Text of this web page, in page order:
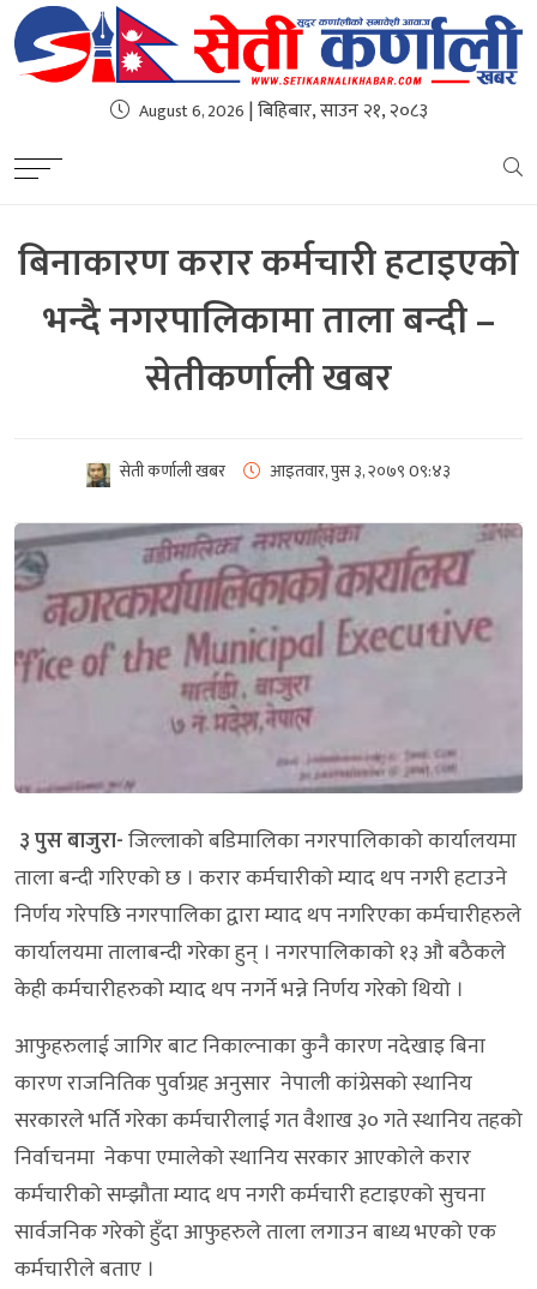
August 6, 2026 | बिहिबार, साउन २१, २०८३
बिनाकारण करार कर्मचारी हटाइएको
भन्दै नगरपालिकामा ताला बन्दी –
सेतीकर्णाली खबर
सेती कर्णाली खबर आइतवार, पुस ३, २०७९0९:४३
३ पुस बाजुरा-जिल्लाको बडिमालिका नगरपालिकाको कार्यालयमा
ताला बन्दी गरिएको छ । करार कर्मचारीको म्याद थप नगरी हटाउने
निर्णय गरेपछि नगरपालिका द्वारा म्याद थप नगरिएका कर्मचारीहरुले
कार्यालयमा तालाबन्दी गरेका हुन् । नगरपालिकाको १३ औ बठैकले
केही कर्मचारीहरुको म्याद थप नगर्ने भन्ने निर्णय गरेको थियो ।
आफुहरुलाई जागिर बाट निकाल्नाका कुनै कारण नदेखाइ बिना
कारण राजनितिक पुर्वाग्रह अनुसार नेपाली कांग्रेसको स्थानिय
सरकारले भर्ति गरेका कर्मचारीलाई गत वैशाख ३० गते स्थानिय तहको
निर्वाचनमा नेकपा एमालेको स्थानिय सरकार आएकोले करार
कर्मचारीको सम्झौता म्याद थप नगरी कर्मचारी हटाइएको सुचना
सार्वजनिक गरेको हुँदा आफुहरुले ताला लगाउन बाध्य भएको एक
कर्मचारीले बताए ।